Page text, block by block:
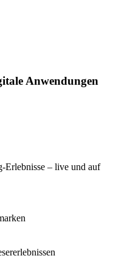
Anwendungen
Erlebnisse – live und auf